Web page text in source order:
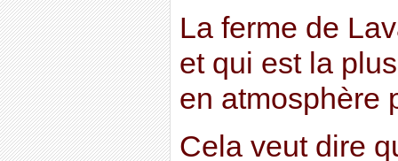
La ferme de
et qui est la
en atmosphère
Cela veut dire